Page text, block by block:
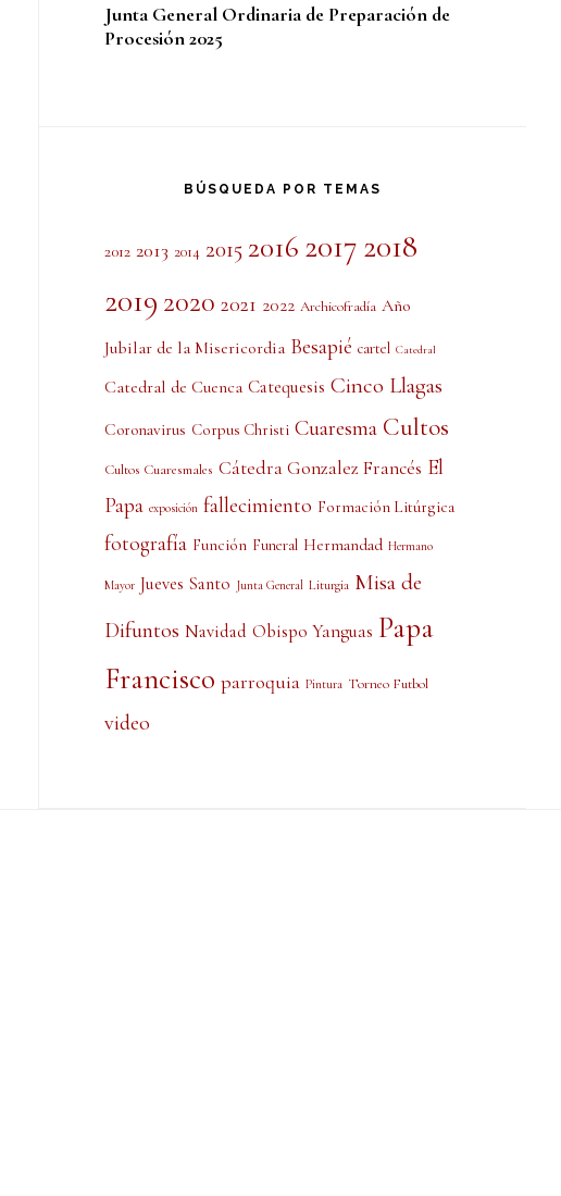
Junta General Ordinaria de Preparación de
Procesión 2025
BÚSQUEDA POR TEMAS
2012 2013 2014 20152016 2017 2018
2019 2020 2021 2022 Archicofradía Año
Jubilar de la Misericordia Besapié cartel Catedral
Catedral de Cuenca Catequesis Cinco Llagas
Coronavirus Corpus Christi Cuaresma Cultos
Cultos Cuaresmales Cátedra Gonzalez Francés El
Papa exposición fallecimiento Formación Litúrgica
fotografía Función Funeral Hermandad Hermano
Mayor Jueves Santo Junta General Liturgia Misa de
Difuntos Navidad Obispo Yanguas Papa
Francisco parroquia Pintura Torneo Futbol
video